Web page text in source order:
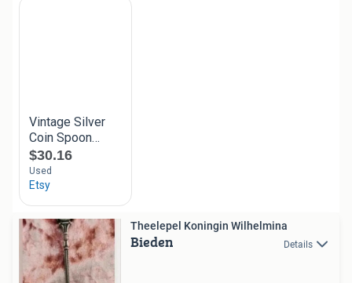
Theelepel Koningin Wilhelmina
Bieden Details